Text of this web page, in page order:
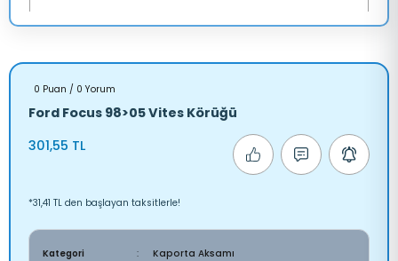
0 Puan / 0 Yorum
Ford Focus 98>05 Vites Körüğü
301,55 TL
*31,41 TL den başlayan taksitlerle!
Kategori
Kaporta Aksamı